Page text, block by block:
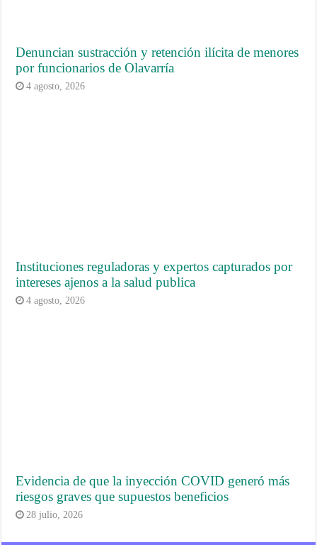
Denuncian sustracción y retención ilícita de menores
por funcionarios de Olavarría
4 agosto, 2026
Instituciones reguladoras y expertos capturados por
intereses ajenos a la salud publica
4 agosto, 2026
Evidencia de que la inyección COVID generó más
riesgos graves que supuestos beneficios
28 julio, 2026